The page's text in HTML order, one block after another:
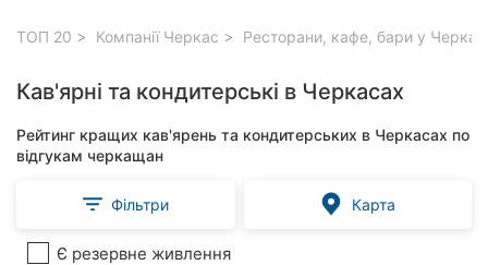
ТОП 20 Компанії Черкас Ресторани, кафе, бари у
Кав'ярні та кондитерські в Черкасах
Рейтинг кращих кав'ярень та кондитерських в Черкасах по
відгукам черкащан
Фільтри Карта
Є резервне живлення